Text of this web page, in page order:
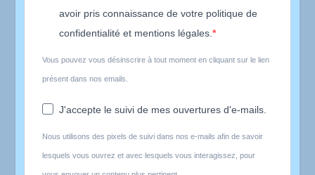
avoir pris connaissance de votre politique de
confidentialité et mentions légales.
Vous pouvez vous désinscrire à tout moment en cliquant sur le lien
présent dans nos emails.
J'accepte le suivi de mes ouvertures d'e-mails.
Nous utilisons des pixels de suivi dans nos e-mails afin de savoir
lesquels vous ouvrez et avec lesquels vous interagissez, pour